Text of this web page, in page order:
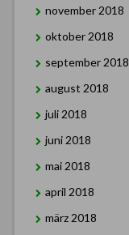
november 2018
oktober 2018
september 2018
august 2018
juli 2018
juni 2018
mai 2018
april 2018
märz 2018